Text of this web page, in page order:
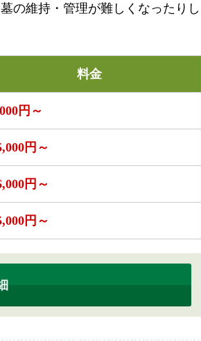
の維持・管理が難しくなったりし
料金
円～
円～
円～
円～